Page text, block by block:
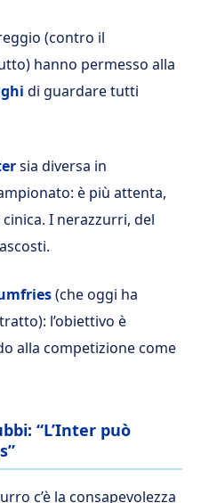
(contro il
hanno permesso alla
di guardare tutti
sia diversa in
è più attenta,
I nerazzurri, del
(che oggi ha
l’obiettivo è
alla competizione come
“L’Inter può
c’è la consapevolezza